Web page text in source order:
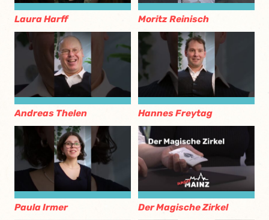
Laura Harff Moritz Reinisch
Andreas Thelen Hannes Freytag
Paula Irmer Der Magische Zirkel